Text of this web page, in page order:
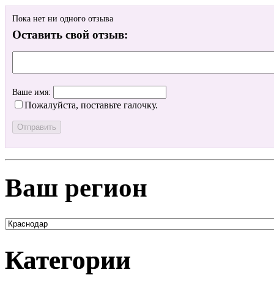
Пока нет ни одного отзыва
Оставить свой отзыв:
Ваше имя:
Пожалуйста, поставьте галочку.
Ваш регион
Категории